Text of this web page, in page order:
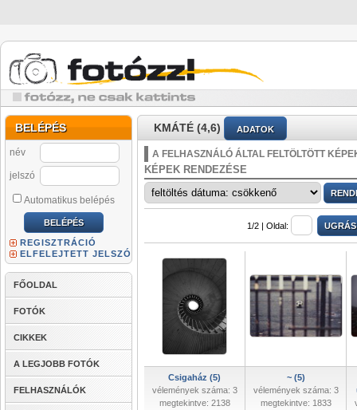
BELÉPÉS
név
jelszó
Automatikus belépés
REGISZTRÁCIÓ
ELFELEJTETT JELSZÓ
FŐOLDAL
FOTÓK
CIKKEK
A LEGJOBB FOTÓK
FELHASZNÁLÓK
KMÁTÉ (4,6) ADATOK
A FELHASZNÁLÓ ÁLTAL FELTÖLTÖTT
KÉPEK RENDEZÉSE
1/2 | Oldal:
Csigaház (5)
vélemények száma: 3
megtekintve: 2138
~ (5)
vélemények száma: 3
megtekintve: 1833